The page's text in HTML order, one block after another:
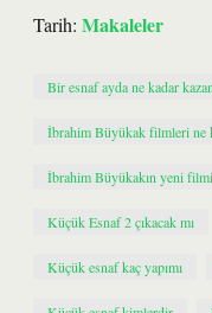
Tarih: Makaleler
Bir esnaf ayda ne kadar
İbrahim Büyükak filmleri ne
İbrahim Büyükakın yeni
Küçük Esnaf 2 çıkacak mı
Küçük esnaf kaç yapımı